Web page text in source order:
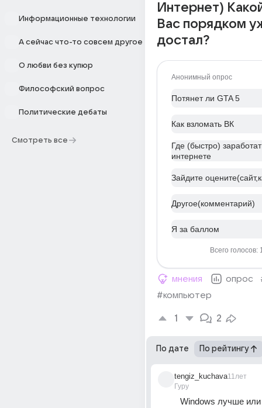
Информационные технологии
А сейчас что-то совсем другое
О любви без купюр
Философский вопрос
Политические дебаты
Смотреть все
Интернет)
Вас порядком
достал?
Анонимный опрос
Потянет ли GTA 5
Как взломать ВК
Где (быстро)
интернете
Зайдите
Другое(комментарий)
Я за баллом
Всего голосов:
мнения опрос
#компьютер
1 2
По дате По рейтингу
tengiz_kuchava
Гуру
11лет
Windows лучше